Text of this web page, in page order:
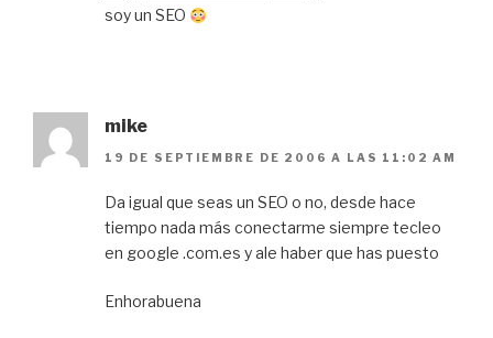
soy un SEO
mike
19 DE SEPTIEMBRE DE 2006 A LAS 11:02 AM
Da igual que seas un SEO o no, desde hace
tiempo nada más conectarme siempre tecleo
en google .com.es y ale haber que has puesto
Enhorabuena